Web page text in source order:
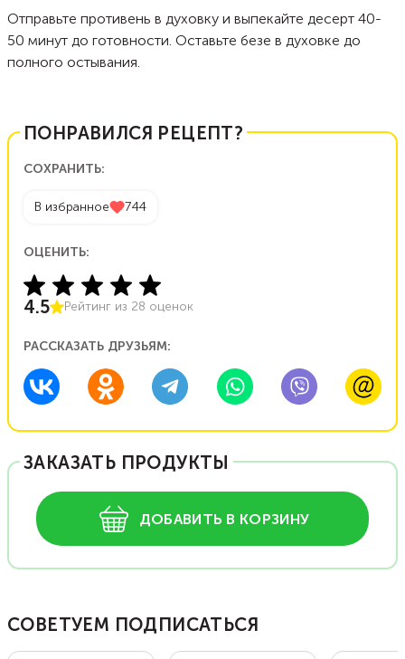
Отправьте противень в духовку и выпекайте десерт 40-
50 минут до готовности. Оставьте безе в духовке до
полного остывания.
ПОНРАВИЛСЯ РЕЦЕПТ?
СОХРАНИТЬ:
В избранное 744
ОЦЕНИТЬ:
4.5 Рейтинг из 28 оценок
РАССКАЗАТЬ ДРУЗЬЯМ:
ЗАКАЗАТЬ ПРОДУКТЫ
ДОБАВИТЬ В КОРЗИНУ
СОВЕТУЕМ ПОДПИСАТЬСЯ